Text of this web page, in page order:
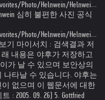
Photo/Helnwein/Helnwei...
심히 불편한 사진 공식
Photo/Helnwein/Helnwei...
기 마이서치 : 검색결과 저
내용은 야후가 저장하고
가 날 수 있으며 보안상의
나타날 수 있습니다. 야후는
없으며 이 웹문서에 대한
2005. 09. 26) 5. Gottfried